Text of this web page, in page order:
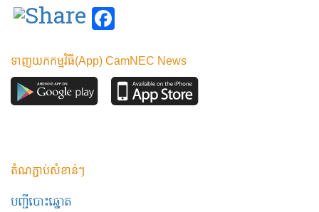
ទាញយកកម្មវិធី(App) CamNEC News
តំណភ្ជាប់សំខាន់ៗ
បញ្ជីបោះឆ្នោត